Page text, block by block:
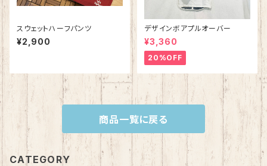
スウェットハーフパンツ
¥2,900
デザインボアプルオーバー
¥3,360
20%OFF
商品一覧に戻る
CATEGORY